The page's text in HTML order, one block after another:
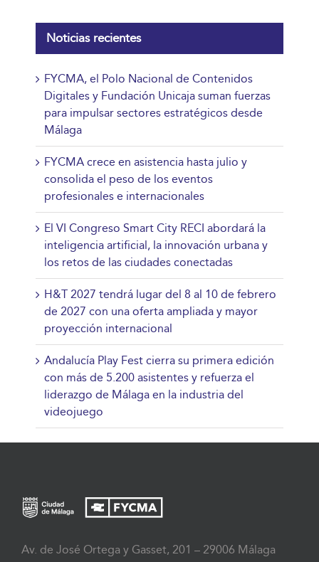
Noticias recientes
FYCMA, el Polo Nacional de Contenidos
Digitales y Fundación Unicaja suman fuerzas
para impulsar sectores estratégicos desde
Málaga
FYCMA crece en asistencia hasta julio y
consolida el peso de los eventos
profesionales e internacionales
El VI Congreso Smart City RECI abordará la
inteligencia artificial, la innovación urbana y
los retos de las ciudades conectadas
H&T 2027 tendrá lugar del 8 al 10 de febrero
de 2027 con una oferta ampliada y mayor
proyección internacional
Andalucía Play Fest cierra su primera edición
con más de 5.200 asistentes y refuerza el
liderazgo de Málaga en la industria del
videojuego
Av. de José Ortega y Gasset, 201 – 29006 Málaga